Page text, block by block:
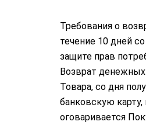
Требования о
течение 10 дней
защите прав
Возврат
Товара, со дня
банковскую
оговаривается